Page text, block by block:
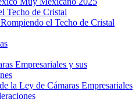
Techo de Cristal
el Techo de Cristal
Empresariales y sus
la Ley de Cámaras Empresariales